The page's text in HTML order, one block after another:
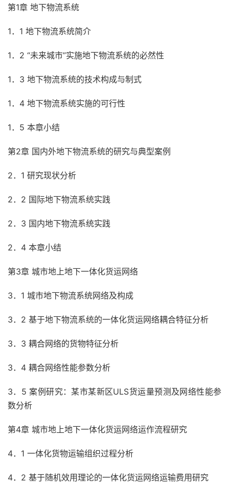
第1章 地下物流系统
1．1 地下物流系统简介
1．2 “未来城市”实施地下物流系统的必然性
1．3 地下物流系统的技术构成与制式
1．4 地下物流系统实施的可行性
1．5 本章小结
第2章 国内外地下物流系统的研究与典型案例
2．1 研究现状分析
2．2 国际地下物流系统实践
2．3 国内地下物流系统实践
2．4 本章小结
第3章 城市地上地下一体化货运网络
3．1 城市地下物流系统网络及构成
3．2 基于地下物流系统的一体化货运网络耦合特征分析
3．3 耦合网络的货物特征分析
3．4 耦合网络性能参数分析
3．5 案例研究：某市某新区ULS货运量预测及网络性能参
数分析
第4章 城市地上地下一体化货运网络运作流程研究
4．1 一体化货物运输组织过程分析
4．2 基于随机效用理论的一体化货运网络运输费用研究